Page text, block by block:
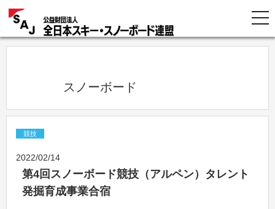
            スノーボード
競技
2022/02/14
第4回スノーボード競技（アルペン）タレント
発掘育成事業合宿